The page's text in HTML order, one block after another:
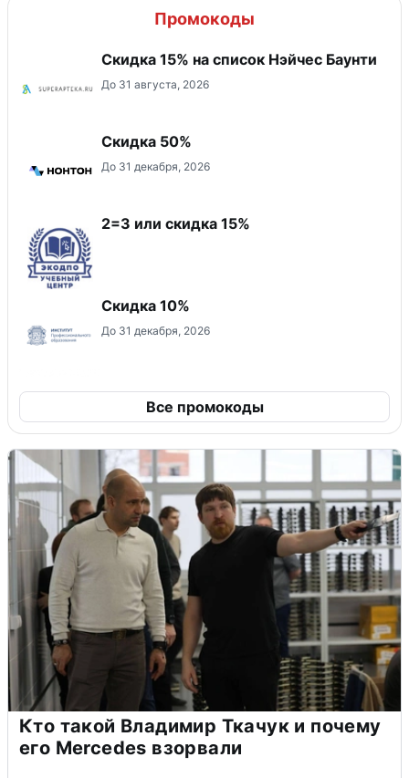
Промокоды
Скидка 15% на список Нэйчес Баунти
До 31 августа, 2026
Скидка 50%
До 31 декабря, 2026
2=3 или скидка 15%
Скидка 10%
До 31 декабря, 2026
Все промокоды
Кто такой Владимир Ткачук и почему
его Mercedes взорвали